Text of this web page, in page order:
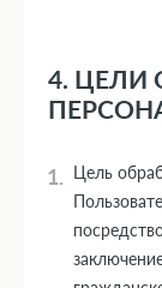
4. ЦЕЛИ
Цель